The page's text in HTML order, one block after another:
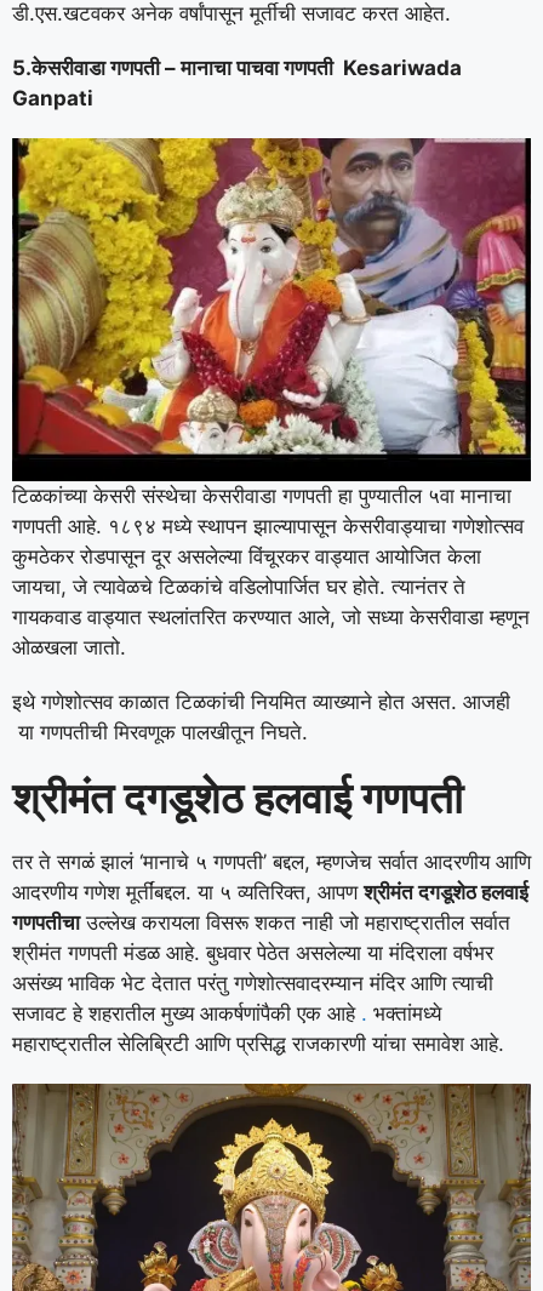
डी.एस.खटवकर अनेक वर्षांपासून मूर्तीची सजावट करत आहेत.
5.केसरीवाडा गणपती – मानाचा पाचवा गणपती Kesariwada
Ganpati
टिळकांच्या केसरी संस्थेचा केसरीवाडा गणपती हा पुण्यातील ५वा मानाचा
गणपती आहे. १८९४ मध्ये स्थापन झाल्यापासून केसरीवाड्याचा गणेशोत्सव
कुमठेकर रोडपासून दूर असलेल्या विंचूरकर वाड्यात आयोजित केला
जायचा, जे त्यावेळचे टिळकांचे वडिलोपार्जित घर होते. त्यानंतर ते
गायकवाड वाड्यात स्थलांतरित करण्यात आले, जो सध्या केसरीवाडा म्हणून
ओळखला जातो.
इथे गणेशोत्सव काळात टिळकांची नियमित व्याख्याने होत असत. आजही
या गणपतीची मिरवणूक पालखीतून निघते.
श्रीमंत दगडूशेठ हलवाई गणपती
तर ते सगळं झालं ‘मानाचे ५ गणपती’ बद्दल, म्हणजेच सर्वात आदरणीय आणि
आदरणीय गणेश मूर्तींबद्दल. या ५ व्यतिरिक्त, आपणश्रीमंत दगडूशेठ हलवाई
गणपतीचाउल्लेख करायला विसरू शकत नाही जो महाराष्ट्रातील सर्वात
श्रीमंत गणपती मंडळ आहे. बुधवार पेठेत असलेल्या या मंदिराला वर्षभर
असंख्य भाविक भेट देतात परंतु गणेशोत्सवादरम्यान मंदिर आणि त्याची
सजावट हे शहरातील मुख्य आकर्षणांपैकी एक आहे . भक्तांमध्ये
महाराष्ट्रातील सेलिब्रिटी आणि प्रसिद्ध राजकारणी यांचा समावेश आहे.